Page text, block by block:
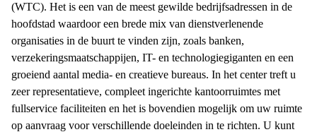
(WTC). Het is een van de meest gewilde bedrijfsadressen in de
hoofdstad waardoor een brede mix van dienstverlenende
organisaties in de buurt te vinden zijn, zoals banken,
verzekeringsmaatschappijen, IT- en technologiegiganten en een
groeiend aantal media- en creatieve bureaus. In het center treft u
zeer representatieve, compleet ingerichte kantoorruimtes met
fullservice faciliteiten en het is bovendien mogelijk om uw ruimte
op aanvraag voor verschillende doeleinden in te richten. U kunt